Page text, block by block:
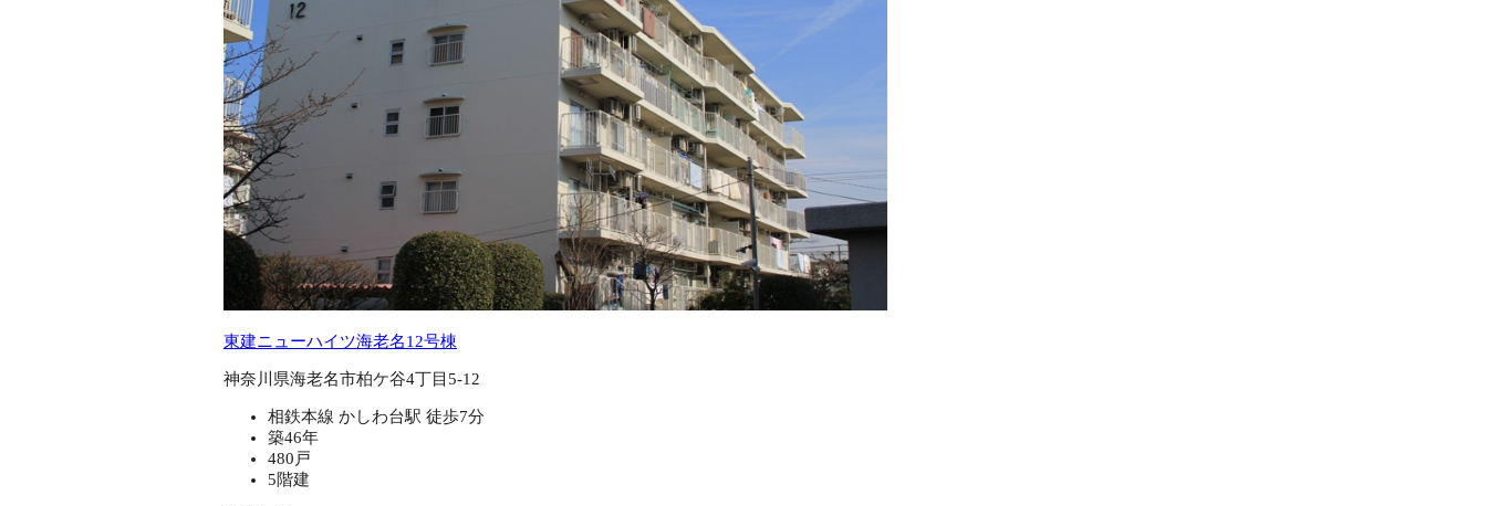
東建ニューハイツ海老名12号棟
神奈川県海老名市柏ケ谷4丁目5-12
相鉄本線 かしわ台駅 徒歩7分
築46年
480戸
5階建